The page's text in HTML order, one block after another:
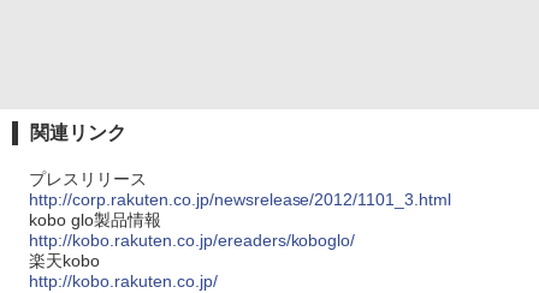
関連リンク
プレスリリース
http://corp.rakuten.co.jp/newsrelease/2012/1101_3.html
kobo glo製品情報
http://kobo.rakuten.co.jp/ereaders/koboglo/
楽天kobo
http://kobo.rakuten.co.jp/